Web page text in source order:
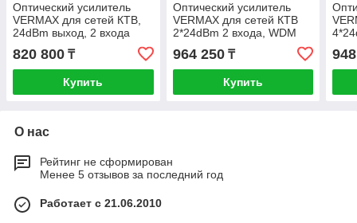
Оптический усилитель
VERMAX для сетей КТВ,
24dBm выход, 2 входа
820 800 ₸
Купить
Оптический усилитель
VERMAX для сетей КТВ
2*24dBm 2 входа, WDM
фильтр PON
964 250₸
Купить
О нас
Рейтинг не сформирован
Менее 5 отзывов за последний год
Работает с 21.06.2010